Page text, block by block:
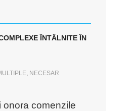
ÎNTÂLNITE ÎN
, NECESAR
onora comenzile